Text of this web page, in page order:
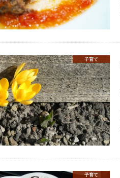
子育て
子育て